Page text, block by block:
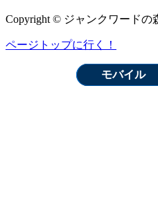
Copyright © ジャンクワードの
ページトップに行く！
モバイル